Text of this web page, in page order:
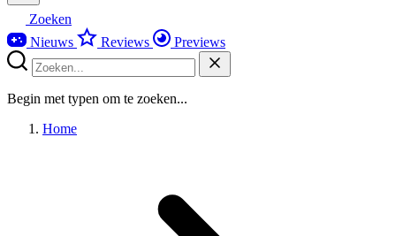
Zoeken
Nieuws
Reviews Previews
Begin met typen om te zoeken...
Home